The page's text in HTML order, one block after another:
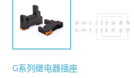
G系列继电器插座